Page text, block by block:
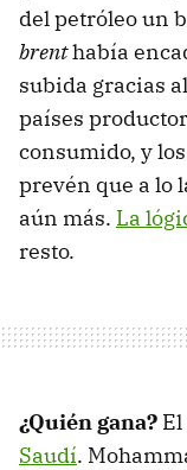
del petróleo un
brenthabía
subida gracias al
países
consumido, y
prevén que a lo
aún más. La
resto.
¿Quién gana?
Saudí.